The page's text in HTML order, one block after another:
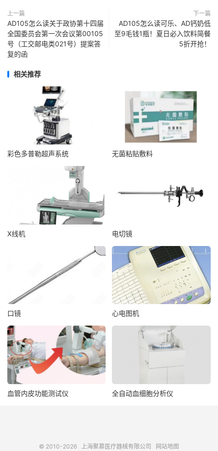
上一篇
AD105怎么读关于政协第十四届
全国委员会第一次会议第00105
号（工交邮电类021号）提案答
复的函
下一篇
AD105怎么读可乐、AD钙奶低
至9毛钱1瓶！夏日必入饮料简餐
5折开抢！
相关推荐
彩色多普勒超声系统 无菌粘贴敷料
X线机 电切镜
口镜 心电图机
血管内皮功能测试仪 全自动血细胞分析仪
© 2010-2026 上海聚慕医疗器械有限公司 网站地图